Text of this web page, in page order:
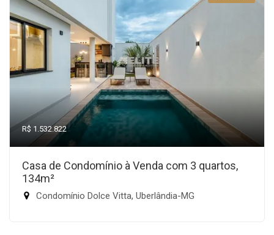
R$ 1.532.822
Casa de Condomínio à Venda com 3 quartos,
134m²
Condomínio Dolce Vitta, Uberlândia-MG